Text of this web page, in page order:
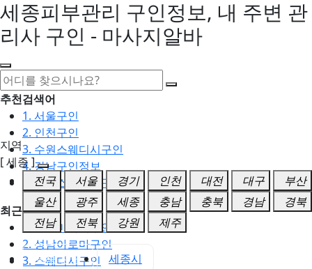
세종피부관리 구인정보, 내 주변 관
리사 구인 - 마사지알바
추천검색어
1. 서울구인
2. 인천구인
3. 수원스웨디시구인
4. 강남구인정보
5. 동탄스웨디시구인
최근검색어
1. 일산마사지구인
2. 성남아로마구인
3. 스웨디시구인
지역
[ 세종 ]
전국
서울 경기 인천 대전 대구
부산
울산
광주 세종 충남 충북 경남
경북
전남
전북 강원 제주
세종 전체
세종시